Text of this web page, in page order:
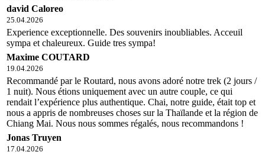
david Caloreo
25.04.2026
Experience exceptionnelle. Des souvenirs inoubliables. Acceuil
sympa et chaleureux. Guide tres sympa!
Maxime COUTARD
19.04.2026
Recommandé par le Routard, nous avons adoré notre trek (2 jours /
1 nuit). Nous étions uniquement avec un autre couple, ce qui
rendait l’expérience plus authentique. Chai, notre guide, était top et
nous a appris de nombreuses choses sur la Thaïlande et la région de
Chiang Mai. Nous nous sommes régalés, nous recommandons !
Jonas Truyen
17.04.2026